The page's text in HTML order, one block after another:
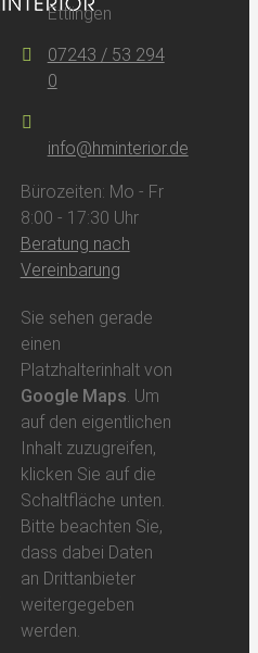
Ettlingen
07243 / 53 294
0
info@hminterior.de
Bürozeiten: Mo - Fr
8:00 - 17:30 Uhr
Beratung nach
Vereinbarung
Sie sehen gerade
einen
Platzhalterinhalt von
Google Maps. Um
auf den eigentlichen
Inhalt zuzugreifen,
klicken Sie auf die
Schaltfläche unten.
Bitte beachten Sie,
dass dabei Daten
an Drittanbieter
weitergegeben
werden.